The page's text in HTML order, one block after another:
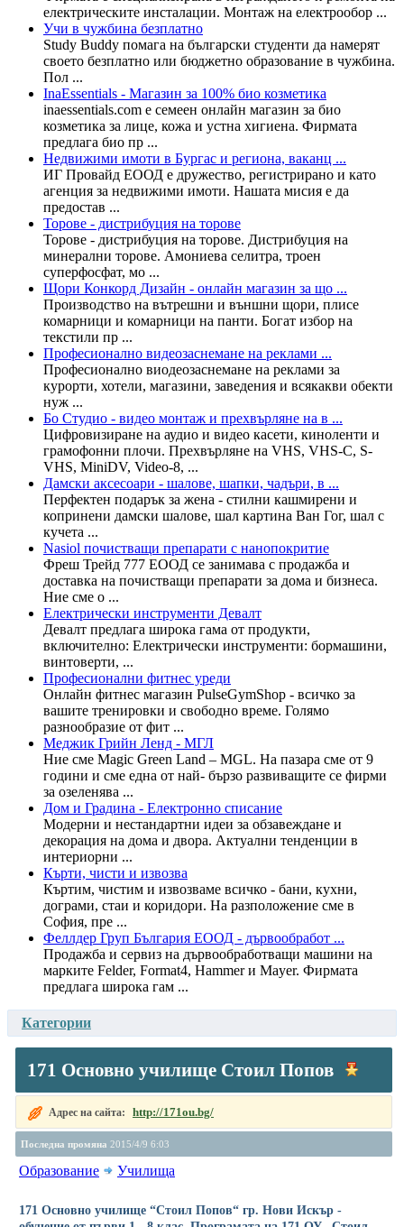
електрическите инсталации. Монтаж на електрообор ...
Учи в чужбина безплатно
Study Buddy помага на български студенти да намерят
своето безплатно или бюджетно образование в чужбина.
Пол ...
InaEssentials - Магазин за 100% био козметика
inaessentials.com e семеен онлайн магазин за био
козметика за лице, кожа и устна хигиена. Фирмата
предлага био пр ...
Недвижими имоти в Бургас и региона, ваканц ...
ИГ Провайд ЕООД е дружество, регистрирано и като
агенция за недвижими имоти. Нашата мисия е да
предостав ...
Торове - дистрибуция на торове
Торове - дистрибуция на торове. Дистрибуция на
минерални торове. Амониева селитра, троен
суперфосфат, мо ...
Щори Конкорд Дизайн - онлайн магазин за що ...
Производство на вътрешни и външни щори, плисе
комарници и комарници на панти. Богат избор на
текстили пр ...
Професионално видеозаснемане на реклами ...
Професионално виодеозаснемане на реклами за
курорти, хотели, магазини, заведения и всякакви обекти
нуж ...
Бо Студио - видео монтаж и прехвърляне на в ...
Цифровизиране на аудио и видео касети, киноленти и
грамофонни плочи. Прехвърляне на VHS, VHS-C, S-
VHS, MiniDV, Video-8, ...
Дамски аксесоари - шалове, шапки, чадъри, в ...
Перфектен подарък за жена - стилни кашмирени и
копринени дамски шалове, шал картина Ван Гог, шал с
кучета ...
Nasiol почистващи препарати с нанопокритие
Фреш Трейд 777 ЕООД се занимава с продажба и
доставка на почистващи препарати за дома и бизнеса.
Ние сме о ...
Електрически инструменти Девалт
Девалт предлага широка гама от продукти,
включително: Електрически инструменти: бормашини,
винтоверти, ...
Професионални фитнес уреди
Онлайн фитнес магазин PulseGymShop - всичко за
вашите тренировки и свободно време. Голямо
разнообразие от фит ...
Меджик Грийн Ленд - МГЛ
Ние сме Magic Green Land – MGL. На пазара сме от 9
години и сме една от най- бързо развиващите се фирми
за озеленява ...
Дом и Градина - Електронно списание
Модерни и нестандартни идеи за обзавеждане и
декорация на дома и двора. Актуални тенденции в
интериорни ...
Кърти, чисти и извозва
Къртим, чистим и извозваме всичко - бани, кухни,
дограми, стаи и коридори. На разположение сме в
София, пре ...
Феллдер Груп България ЕООД - дървообработ ...
Продажба и сервиз на дървообработващи машини на
марките Felder, Format4, Hammer и Mayer. Фирмата
предлага широка гам ...
Категории
171 Основно училище Стоил Попов
Адрес на сайта: http://171ou.bg/
Последна промяна 2015/4/9 6:03
Образование Училища
171 Основно училище “Стоил Попов“ гр. Нови Искър -